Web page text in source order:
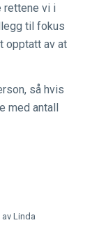
rettene vi i
til fokus
opptatt av at
så hvis
antall
av Linda